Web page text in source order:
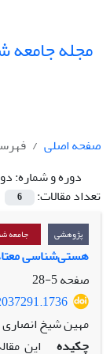
مجله جامعه
صفحه اصلی
دوره و شماره:دوره 25،
تعداد مقالات:
6
پژوهشی جامعه
هستی‌شناسی
صفحه5-28
مهین شیخ انصاری
چکیده
این